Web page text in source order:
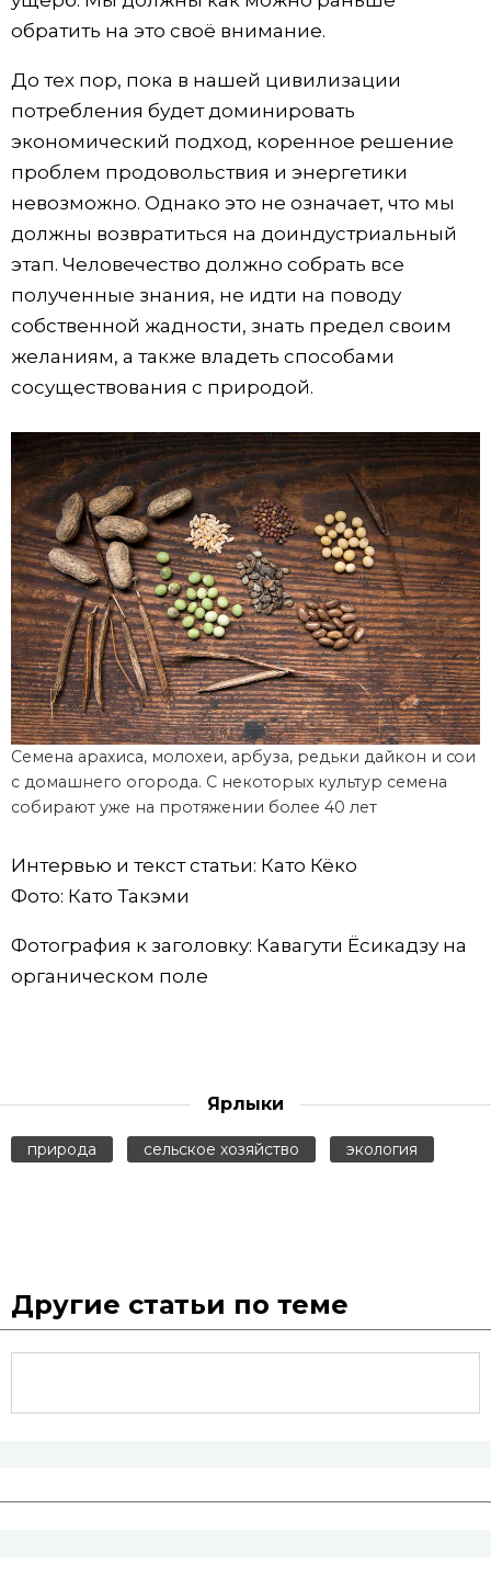
обратить на это своё внимание.
До тех пор, пока в нашей цивилизации
потребления будет доминировать
экономический подход, коренное решение
проблем продовольствия и энергетики
невозможно. Однако это не означает, что мы
должны возвратиться на доиндустриальный
этап. Человечество должно собрать все
полученные знания, не идти на поводу
собственной жадности, знать предел своим
желаниям, а также владеть способами
сосуществования с природой.
Семена арахиса, молохеи, арбуза, редьки дайкон и сои
с домашнего огорода. С некоторых культур семена
собирают уже на протяжении более 40 лет
Интервью и текст статьи: Като Кёко
Фото: Като Такэми
Фотография к заголовку: Кавагути Ёсикадзу на
органическом поле
Ярлыки
природа сельское хозяйство экология
Другие статьи по теме